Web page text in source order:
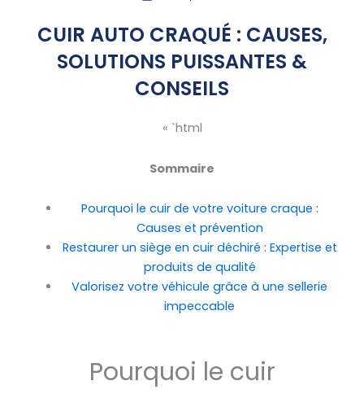
CUIR AUTO CRAQUÉ : CAUSES,
SOLUTIONS PUISSANTES &
CONSEILS
« `html
Sommaire
Pourquoi le cuir de votre voiture craque :
Causes et prévention
Restaurer un siège en cuir déchiré : Expertise et
produits de qualité
Valorisez votre véhicule grâce à une sellerie
impeccable
Pourquoi le cuir